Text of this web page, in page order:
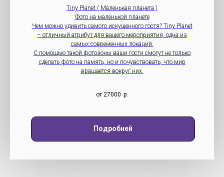
Tiny Planet ( Маленькая планета )
Фото на маленькой планете
Чем можно удивить самого искушенного гостя? Tiny Planet
– отличный атрибут для вашего мероприятия, одна из
самых современных локаций.
С помощью такой фотозоны ваши гости смогут не только
сделать фото на память, но и почувствовать, что мир
вращается вокруг них.
от 27000 р.
Подробней